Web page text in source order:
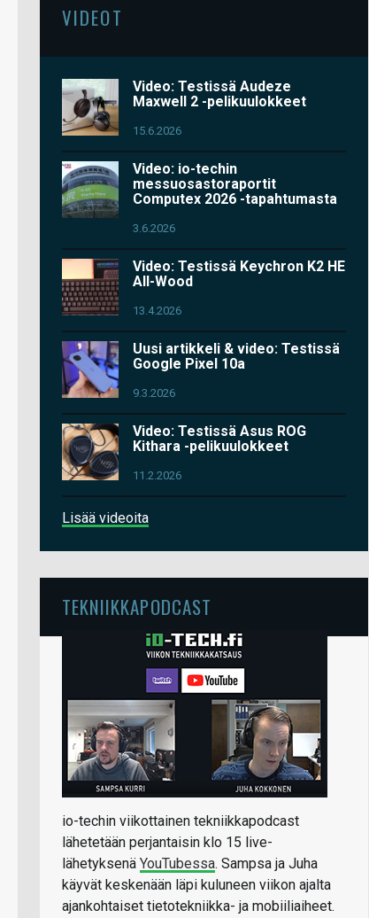
VIDEOT
Video: Testissä Audeze
Maxwell 2 -pelikuulokkeet
15.6.2026
Video: io-techin
messuosastoraportit
Computex 2026 -tapahtumasta
3.6.2026
Video: Testissä Keychron K2 HE
All-Wood
13.4.2026
Uusi artikkeli & video: Testissä
Google Pixel 10a
9.3.2026
Video: Testissä Asus ROG
Kithara -pelikuulokkeet
11.2.2026
Lisää videoita
TEKNIIKKAPODCAST
io-techin viikottainen tekniikkapodcast
lähetetään perjantaisin klo 15 live-
lähetyksenä YouTubessa. Sampsa ja Juha
käyvät keskenään läpi kuluneen viikon ajalta
ajankohtaiset tietotekniikka- ja mobiiliaiheet.